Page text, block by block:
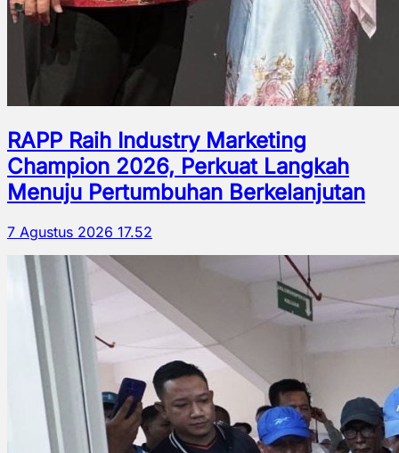
RAPP Raih Industry Marketing
Champion 2026, Perkuat Langkah
Menuju Pertumbuhan Berkelanjutan
7 Agustus 2026 17.52